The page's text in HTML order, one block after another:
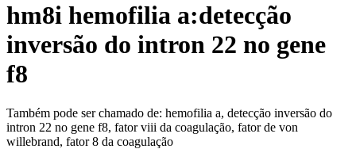
hm8i hemofilia a:detecção
inversão do intron 22 no gene
f8
Também pode ser chamado de: hemofilia a, detecção inversão do
intron 22 no gene f8, fator viii da coagulação, fator de von
willebrand, fator 8 da coagulação